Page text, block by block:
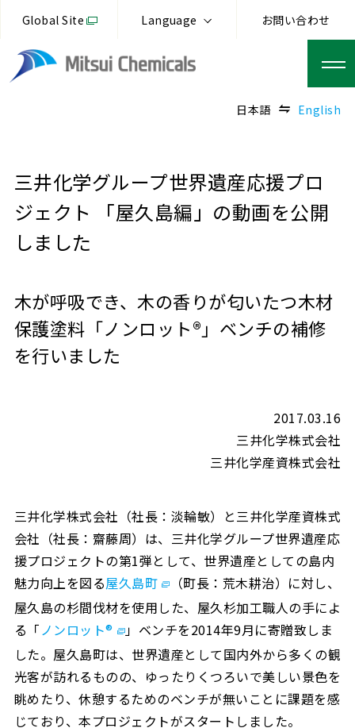
Global Site Language お問い合わせ
日本語 English
三井化学グループ世界遺産応援プロ
ジェクト 「屋久島編」の動画を公開
しました
木が呼吸でき、木の香りが匂いたつ木材
保護塗料「ノンロット®」ベンチの補修
を行いました
2017.03.16
三井化学株式会社
三井化学産資株式会社
三井化学株式会社（社長：淡輪敏）と三井化学産資株式
会社（社長：齋藤周）は、三井化学グループ世界遺産応
援プロジェクトの第1弾として、世界遺産としての島内
魅力向上を図る屋久島町
（町長：荒木耕治）に対し、
屋久島の杉間伐材を使用した、屋久杉加工職人の手によ
る「ノンロット®
」ベンチを2014年9月に寄贈致しま
した。屋久島町は、世界遺産として国内外から多くの観
光客が訪れるものの、ゆったりくつろいで美しい景色を
眺めたり、休憩するためのベンチが無いことに課題を感
じており、本プロジェクトがスタートしました。